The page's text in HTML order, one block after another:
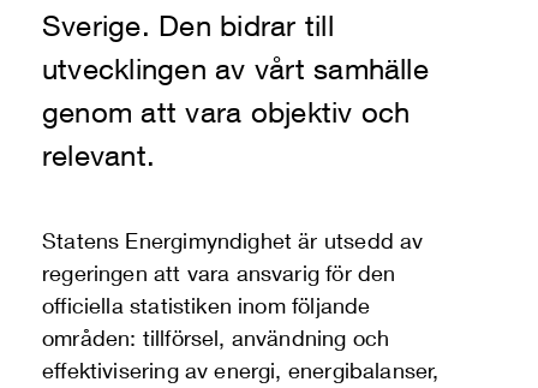
Sverige. Den bidrar till
utvecklingen av vårt samhälle
genom att vara objektiv och
relevant.
Statens Energimyndighet är utsedd av
regeringen att vara ansvarig för den
officiella statistiken inom följande
områden: tillförsel, användning och
effektivisering av energi, energibalanser,